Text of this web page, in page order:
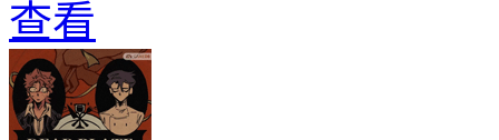
查看